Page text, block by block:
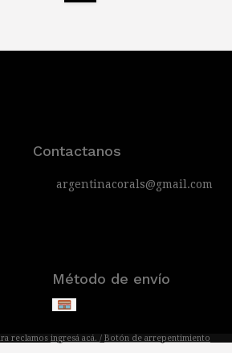
Contactanos
argentinacorals@gmail.com
Método de envío
reclamos ingresá acá. / Botón de arrepentimiento